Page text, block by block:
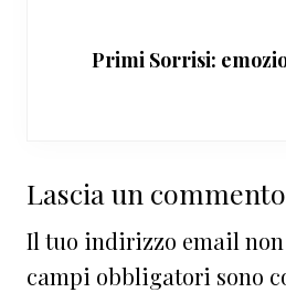
Primi Sorrisi:
Interazioni
del
lettore
Lascia un commento
Il tuo indirizzo email
campi obbligatori sono